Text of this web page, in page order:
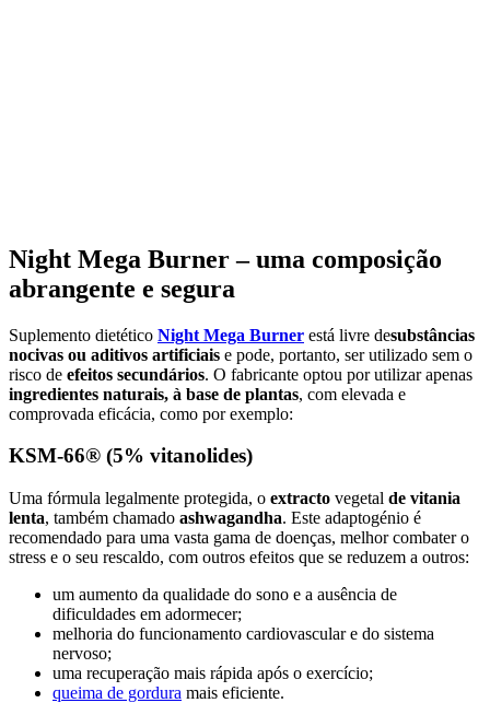
Night Mega Burner – uma composição
abrangente e segura
Suplemento dietético Night Mega Burner está livre desubstâncias
nocivas ou aditivos artificiais e pode, portanto, ser utilizado sem o
risco de efeitos secundários. O fabricante optou por utilizar apenas
ingredientes naturais, à base de plantas, com elevada e
comprovada eficácia, como por exemplo:
KSM-66® (5% vitanolides)
Uma fórmula legalmente protegida, o extracto vegetal de vitania
lenta, também chamado ashwagandha. Este adaptogénio é
recomendado para uma vasta gama de doenças, melhor combater o
stress e o seu rescaldo, com outros efeitos que se reduzem a outros:
um aumento da qualidade do sono e a ausência de
dificuldades em adormecer;
melhoria do funcionamento cardiovascular e do sistema
nervoso;
uma recuperação mais rápida após o exercício;
queima de gordura mais eficiente.